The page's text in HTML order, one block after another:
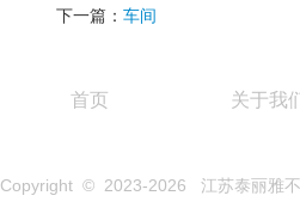
下一篇： 车间
首页 关于我
Copyright © 2023-2026 江苏泰丽雅